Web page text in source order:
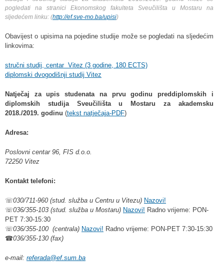
pogledati na stranici Ekonomskog fakulteta Sveučilišta u Mostaru na
sljedećem linku: (http://ef.sve-mo.ba/upisi)
Obavijest o upisima na pojedine studije može se pogledati na sljedećim
linkovima:
stručni studij, centar Vitez (3 godine, 180 ECTS)
diplomski dvogodišnji studij Vitez
Natječaj za upis studenata na prvu godinu preddiplomskih i
diplomskih studija Sveučilišta u Mostaru za akademsku
2018./2019. godinu (tekst natječaja-PDF)
Adresa:
Poslovni centar 96, FIS d.o.o.
72250 Vitez
Kontakt telefoni:
☏030/711-960 (stud. služba u Centru u Vitezu) Nazovi!
☏036/355-103 (stud. služba u Mostaru) Nazovi! Radno vrijeme: PON-
PET 7:30-15:30
☏036/355-100 (centrala) Nazovi! Radno vrijeme: PON-PET 7:30-15:30
☎036/355-130 (fax)
e-mail: referada@ef.sum.ba